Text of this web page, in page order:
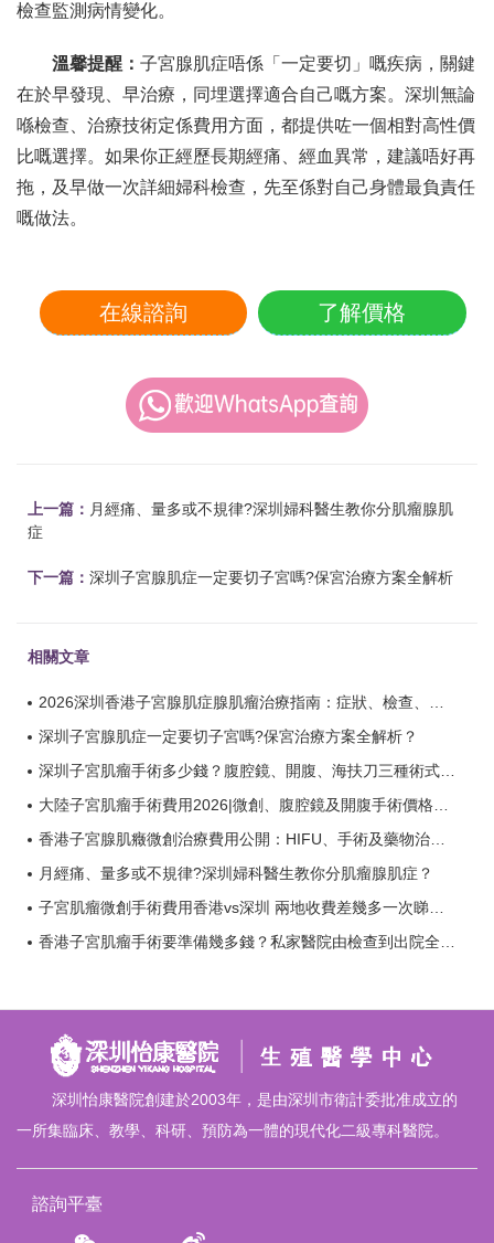
檢查監測病情變化。
溫馨提醒： 子宮腺肌症唔係「一定要切」嘅疾病，關鍵
在於早發現、早治療，同埋選擇適合自己嘅方案。深圳無論
喺檢查、治療技術定係費用方面，都提供咗一個相對高性價
比嘅選擇。如果你正經歷長期經痛、經血異常，建議唔好再
拖，及早做一次詳細婦科檢查，先至係對自己身體最負責任
嘅做法。
在線諮詢 了解價格
上一篇： 月經痛、量多或不規律?深圳婦科醫生教你分肌瘤腺肌
症
下一篇： 深圳子宮腺肌症一定要切子宮嗎?保宮治療方案全解析
相關文章
2026深圳香港子宮腺肌症腺肌瘤治療指南：症狀、檢查、手術及恢復時間詳解？
深圳子宮腺肌症一定要切子宮嗎?保宮治療方案全解析？
深圳子宮肌瘤手術多少錢？腹腔鏡、開腹、海扶刀三種術式費用詳細比較？
大陸子宮肌瘤手術費用2026|微創、腹腔鏡及開腹手術價格全面比較？
香港子宮腺肌癥微創治療費用公開：HIFU、手術及藥物治療比較？
月經痛、量多或不規律?深圳婦科醫生教你分肌瘤腺肌症？
子宮肌瘤微創手術費用香港vs深圳 兩地收費差幾多一次睇清？
香港子宮肌瘤手術要準備幾多錢？私家醫院由檢查到出院全程費用清單？
深圳怡康醫院創建於2003年，是由深圳市衛計委批准成立的
一所集臨床、教學、科研、預防為一體的現代化二級專科醫院。
諮詢平臺